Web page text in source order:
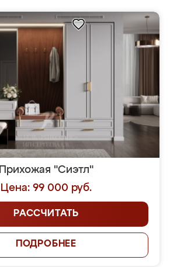
Прихожая "Сиэтл"
Цена: 99 000 руб.
РАССЧИТАТЬ
ПОДРОБНЕЕ